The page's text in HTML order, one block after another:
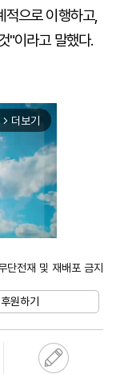
적으로 이행하고,
"이라고 말했다.
arrow_forward_ios 더보기
전재 및 재배포 금지
후원하기